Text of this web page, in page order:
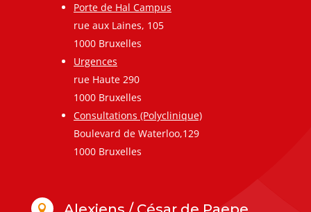
Porte de Hal Campus
rue aux Laines, 105
1000 Bruxelles
Urgences
rue Haute 290
1000 Bruxelles
Consultations (Polyclinique)
Boulevard de Waterloo,129
1000 Bruxelles
